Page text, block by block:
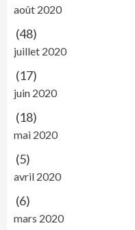
août 2020
(48)
juillet 2020
(17)
juin 2020
(18)
mai 2020
(5)
avril 2020
(6)
mars 2020